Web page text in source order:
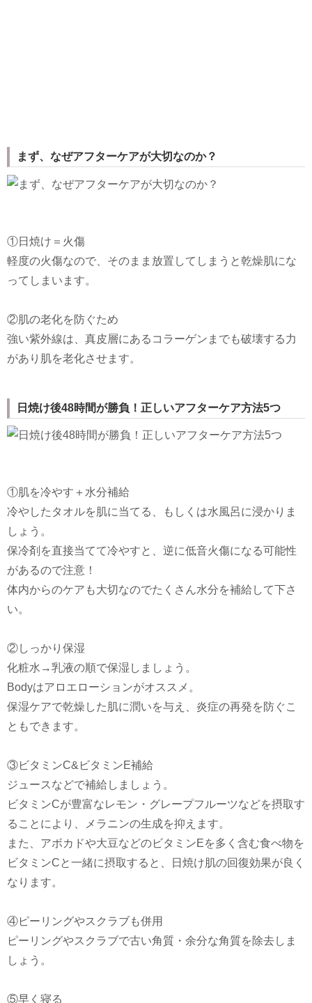
まず、なぜアフターケアが大切なのか？
①日焼け＝火傷
軽度の火傷なので、そのまま放置してしまうと乾燥肌にな
ってしまいます。
②肌の老化を防ぐため
強い紫外線は、真皮層にあるコラーゲンまでも破壊する力
があり肌を老化させます。
日焼け後48時間が勝負！正しいアフターケア方法5つ
①肌を冷やす＋水分補給
冷やしたタオルを肌に当てる、もしくは水風呂に浸かりま
しょう。
保冷剤を直接当てて冷やすと、逆に低音火傷になる可能性
があるので注意！
体内からのケアも大切なのでたくさん水分を補給して下さ
い。
②しっかり保湿
化粧水→乳液の順で保湿しましょう。
Bodyはアロエローションがオススメ。
保湿ケアで乾燥した肌に潤いを与え、炎症の再発を防ぐこ
ともできます。
③ビタミンC&ビタミンE補給
ジュースなどで補給しましょう。
ビタミンCが豊富なレモン・グレープフルーツなどを摂取す
ることにより、メラニンの生成を抑えます。
また、アボカドや大豆などのビタミンEを多く含む食べ物を
ビタミンCと一緒に摂取すると、日焼け肌の回復効果が良く
なります。
④ピーリングやスクラブも併用
ピーリングやスクラブで古い角質・余分な角質を除去しま
しょう。
⑤早く寝る